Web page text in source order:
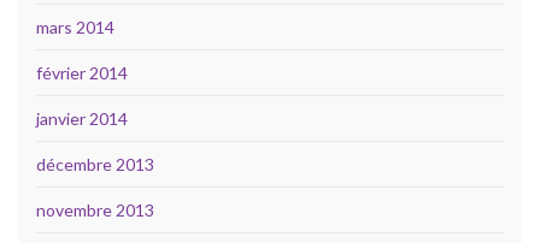
mars 2014
février 2014
janvier 2014
décembre 2013
novembre 2013